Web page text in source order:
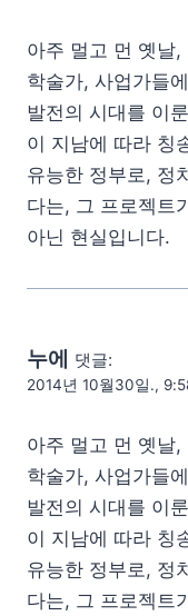
아주 멀고 먼 옛날
학술가, 사업가들
발전의 시대를 이
이 지남에 따라 칭
유능한 정부로, 정
다는, 그 프로젝트
아닌 현실입니다.
누에 댓글:
2014년 10월30일.,
아주 멀고 먼 옛날
학술가, 사업가들
발전의 시대를 이
이 지남에 따라 칭
유능한 정부로, 정
다는, 그 프로젝트